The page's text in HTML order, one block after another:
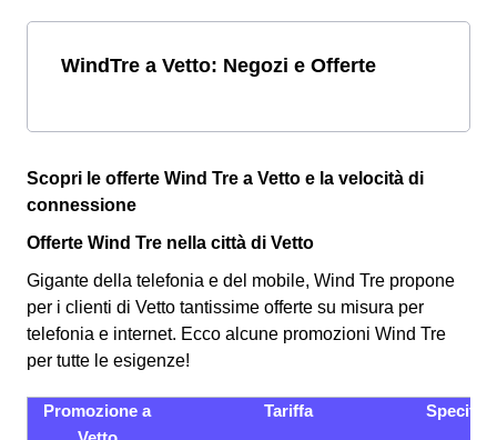
WindTre a Vetto: Negozi e Offerte
Scopri le offerte Wind Tre a Vetto e la velocità di
connessione
Offerte Wind Tre nella città di Vetto
Gigante della telefonia e del mobile, Wind Tre propone
per i clienti di Vetto tantissime offerte su misura per
telefonia e internet. Ecco alcune promozioni Wind Tre
per tutte le esigenze!
Promozione a
Tariffa